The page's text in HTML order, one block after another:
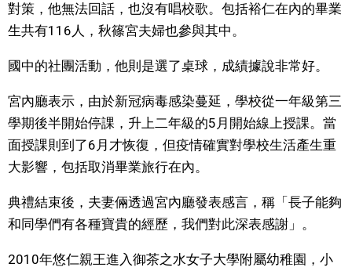
政治外交
社會
財經
文化
科學技術
生活
對策，他無法回話，也沒有唱校歌。包括裕仁在內的畢業
生共有116人，秋篠宮夫婦也參與其中。
國中的社團活動，他則是選了桌球，成績據說非常好。
宮內廳表示，由於新冠病毒感染蔓延，學校從一年級第三
學期後半開始停課，升上二年級的5月開始線上授課。當
面授課則到了6月才恢復，但疫情確實對學校生活產生重
大影響，包括取消畢業旅行在內。
典禮結束後，夫妻倆透過宮內廳發表感言，稱「長子能夠
和同學們有各種寶貴的經歷，我們對此深表感謝」。
2010年悠仁親王進入御茶之水女子大學附屬幼稚園，小